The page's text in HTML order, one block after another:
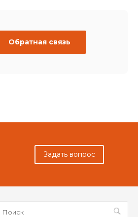
Обратная связь
Задать вопрос